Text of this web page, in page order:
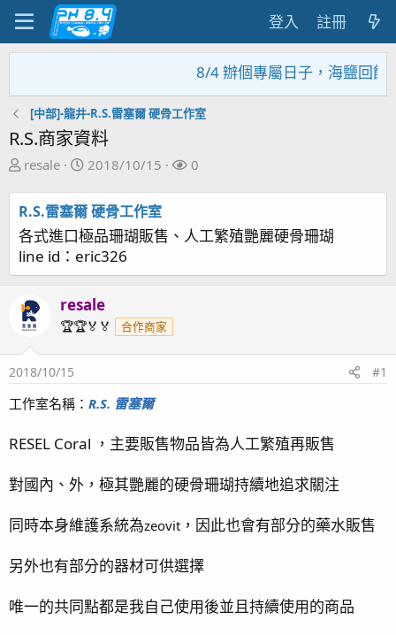
登入 註冊
8/4 辦個專屬日子，海鹽回饋
[中部]-龍井-R.S.雷塞爾 硬骨工作室
R.S.商家資料
主
起
人
resale
開
日
期
2018/10/15
關
0
R.S.雷塞爾 硬骨工作室
各式進口極品珊瑚販售、人工繁殖艷麗硬骨珊瑚
line id：eric326
resale
🏆🏆🏅🏅 合作商家
2018/10/15 #1
工作室名稱： R.S. 雷塞爾
RESEL Coral ，主要販售物品皆為人工繁殖再販售
對國內、外，極其艷麗的硬骨珊瑚持續地追求關注
同時本身維護系統為zeovit ，因此也會有部分的藥水販售
另外也有部分的器材可供選擇
唯一的共同點都是我自己使用後並且持續使用的商品